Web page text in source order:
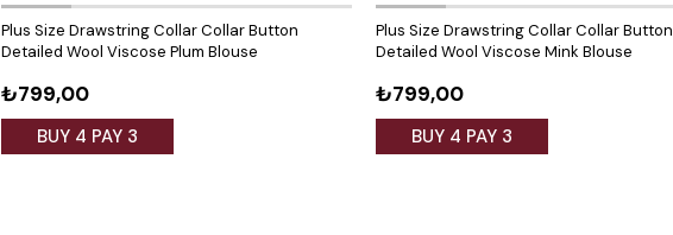
Plus Size Drawstring Collar Collar Button
Detailed Wool Viscose Plum Blouse
₺799,00
BUY 4 PAY 3
Plus Size Drawstring Collar Collar Button
Detailed Wool Viscose Mink Blouse
₺799,00
BUY 4 PAY 3